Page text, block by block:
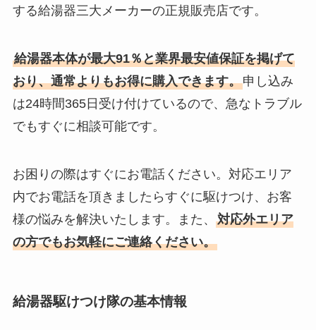
する給湯器三大メーカーの正規販売店です。
給湯器本体が最大91％と業界最安値保証を掲げて
おり、通常よりもお得に購入できます。申し込み
は24時間365日受け付けているので、急なトラブル
でもすぐに相談可能です。
お困りの際はすぐにお電話ください。対応エリア
内でお電話を頂きましたらすぐに駆けつけ、お客
様の悩みを解決いたします。また、 対応外エリア
の方でもお気軽にご連絡ください。
給湯器駆けつけ隊の基本情報